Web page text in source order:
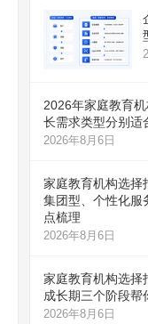
2026年家庭教育
长需求类型分别适
2026年8月6日
家庭教育机构选择
集团型、个性化服
点梳理
2026年8月6日
家庭教育机构选择
成长期三个阶段帮
2026年8月6日